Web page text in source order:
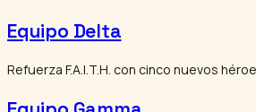
Equipo Delta
Refuerza F.A.I.T.H. con cinco nuevos